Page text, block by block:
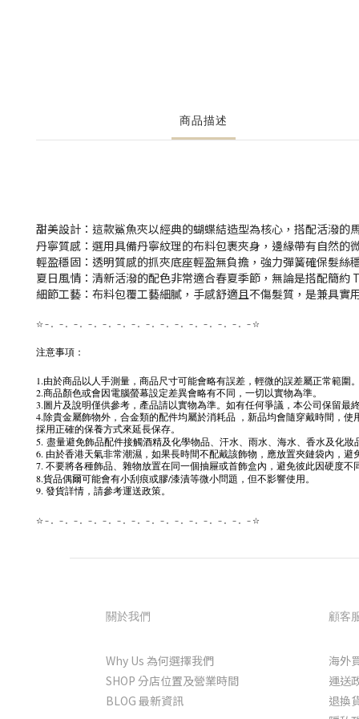
商品描述
甜美設計 ：這款鯊魚夾以經典的蝴蝶結造型為核心，搭配活潑
丹寧質感 ：選用具備丹寧紋理的布料包裹夾身，邊緣帶有自然
輕盈穩固 ：透明質感的抓夾底座輕盈無負擔，強力彈簧確保髮
夏日風情 ：清新活潑的配色非常適合春夏季節，無論是搭配簡
細節工藝 ：布料包覆工藝細膩，手感舒適且不傷髮質，是兼具實
☆－。－。－。－。－。－。－。－。－。－。－。－。－。－。－☆
注意事項：
1.由於商品以人手測量，商品尺寸可能會略有誤差，輕微的誤差屬正常範圍
2.商品顏色或會因電腦螢幕設定差異會略有不同，一切以實物為準。
3.圖片及說明僅供參考，產品請以實物為準。如有任何爭議，本公司保留最
4.除貴金屬飾物外，合金類的配件均屬於消耗品 ，新品均會隨穿戴時間，
採用正確的保養方式來延長保存。
5. 盡量避免飾品配件接觸酒精及化學物品、汗水、雨水、海水、香水及化
6. 由於香港天氣非常潮濕，如果長時間不配戴該飾物，應放置夾鏈袋內，避
7. 不要將各種飾品、雜物放置在同一個抽屜或首飾盒內，避免彼此因硬度
8.貨品偶爾可能會有小刮痕或膠/漆漬等微小問題，但不影響使用。
9. 發貨詳情，請參考運送政策。
☆－。－。－。－。－。－。－。－。－。－。－。－。－。－。－☆
關於我們
Why Us 為何選擇我們
SHOP 分店位置及營業時間
BLOG 最新資訊
顧客
海外
運送
退換